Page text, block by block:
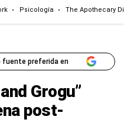
Psicología The Apothecary
fuente preferida en
Grogu”
post-